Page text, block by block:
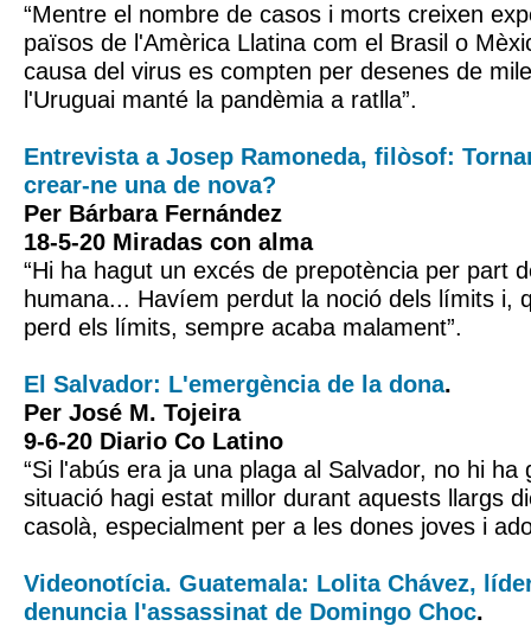
“Mentre el nombre de casos i morts creixen
països de l'Amèrica Llatina com el Brasil o
causa del virus es compten per desenes de
l'Uruguai manté la pandèmia a ratlla”.
Entrevista a Josep Ramoneda, filòsof:
crear-ne una de nova?
Per Bárbara Fernández
18-5-20 Miradas con alma
“Hi ha hagut un excés de prepotència per part
humana... Havíem perdut la noció dels límits i,
perd els límits, sempre acaba malament”.
El Salvador: L'emergència de la dona.
Per José M. Tojeira
9-6-20 Diario Co Latino
“Si l'abús era ja una plaga al Salvador, no hi ha
situació hagi estat millor durant aquests llargs
casolà, especialment per a les dones joves i
Videonotícia. Guatemala: Lolita Chávez,
denuncia l'assassinat de Domingo Choc.